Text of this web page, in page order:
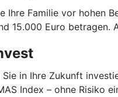
Ihre Familie vor
15.000 Euro
in Ihre Zukunft
Index – ohne Risiko